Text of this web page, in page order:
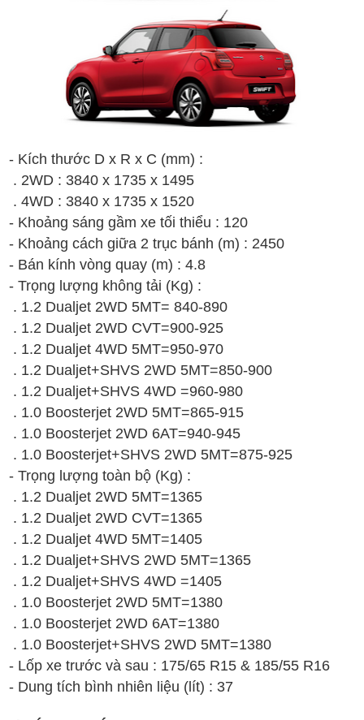
- Kích thước D x R x C (mm) :
. 2WD : 3840 x 1735 x 1495
. 4WD : 3840 x 1735 x 1520
- Khoảng sáng gầm xe tối thiểu : 120
- Khoảng cách giữa 2 trục bánh (m) : 2450
- Bán kính vòng quay (m) : 4.8
- Trọng lượng không tải (Kg) :
. 1.2 Dualjet 2WD 5MT= 840-890
. 1.2 Dualjet 2WD CVT=900-925
. 1.2 Dualjet 4WD 5MT=950-970
. 1.2 Dualjet+SHVS 2WD 5MT=850-900
. 1.2 Dualjet+SHVS 4WD=960-980
. 1.0 Boosterjet 2WD 5MT=865-915
. 1.0 Boosterjet 2WD 6AT=940-945
. 1.0 Boosterjet+SHVS 2WD 5MT=875-925
- Trọng lượng toàn bộ (Kg) :
. 1.2 Dualjet 2WD 5MT=1365
. 1.2 Dualjet 2WD CVT=1365
. 1.2 Dualjet 4WD 5MT=1405
. 1.2 Dualjet+SHVS 2WD 5MT=1365
. 1.2 Dualjet+SHVS 4WD=1405
. 1.0 Boosterjet 2WD 5MT=1380
. 1.0 Boosterjet 2WD 6AT=1380
. 1.0 Boosterjet+SHVS 2WD 5MT=1380
- Lốp xe trước và sau : 175/65 R15 & 185/55 R16
- Dung tích bình nhiên liệu (lít) : 37